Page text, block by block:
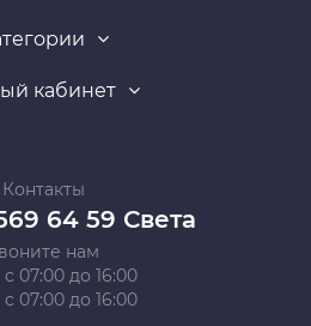
кабинет
Контакты
64 59 Света
нам
07:00 до 16:00
07:00 до 16:00